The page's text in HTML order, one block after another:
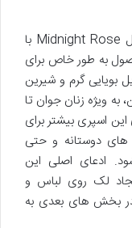
اسپری خوشبو کننده بدن زنانه رینوزیت مدل Midnight Rose با
به طور خاص برای
بویایی گرم و شیرین
به ویژه زنان جوان تا
این اسپری بیشتر برای
های دوستانه و حتی
ادعای اصلی این
لک روی لباس و
بخش های بعدی به